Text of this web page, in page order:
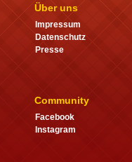
Über uns
Impressum
Datenschutz
Presse
Community
Facebook
Instagram